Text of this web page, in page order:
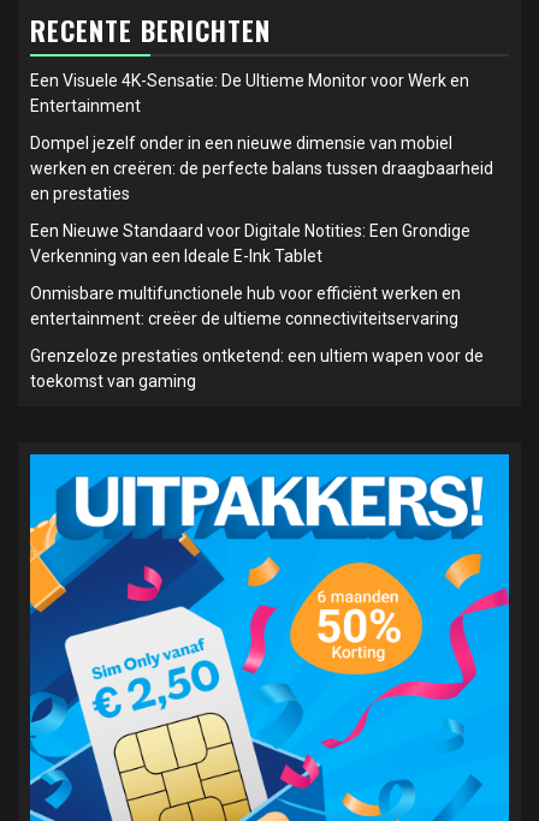
RECENTE BERICHTEN
Een Visuele 4K-Sensatie: De Ultieme Monitor voor Werk en
Entertainment
Dompel jezelf onder in een nieuwe dimensie van mobiel
werken en creëren: de perfecte balans tussen draagbaarheid
en prestaties
Een Nieuwe Standaard voor Digitale Notities: Een Grondige
Verkenning van een Ideale E-Ink Tablet
Onmisbare multifunctionele hub voor efficiënt werken en
entertainment: creëer de ultieme connectiviteitservaring
Grenzeloze prestaties ontketend: een ultiem wapen voor de
toekomst van gaming